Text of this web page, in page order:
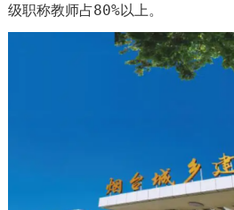
级职称教师占80%以上。